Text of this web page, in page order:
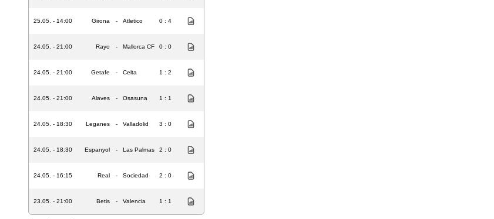
25.05. - 14:00 Girona - Atletico 0 : 4
24.05. - 21:00 Rayo - Mallorca CF 0 : 0
24.05. - 21:00 Getafe - Celta 1 : 2
24.05. - 21:00 Alaves - Osasuna 1 : 1
24.05. - 18:30 Leganes - Valladolid 3 : 0
24.05. - 18:30 Espanyol - Las Palmas 2 : 0
24.05. - 16:15 Real - Sociedad 2 : 0
23.05. - 21:00 Betis - Valencia 1 : 1